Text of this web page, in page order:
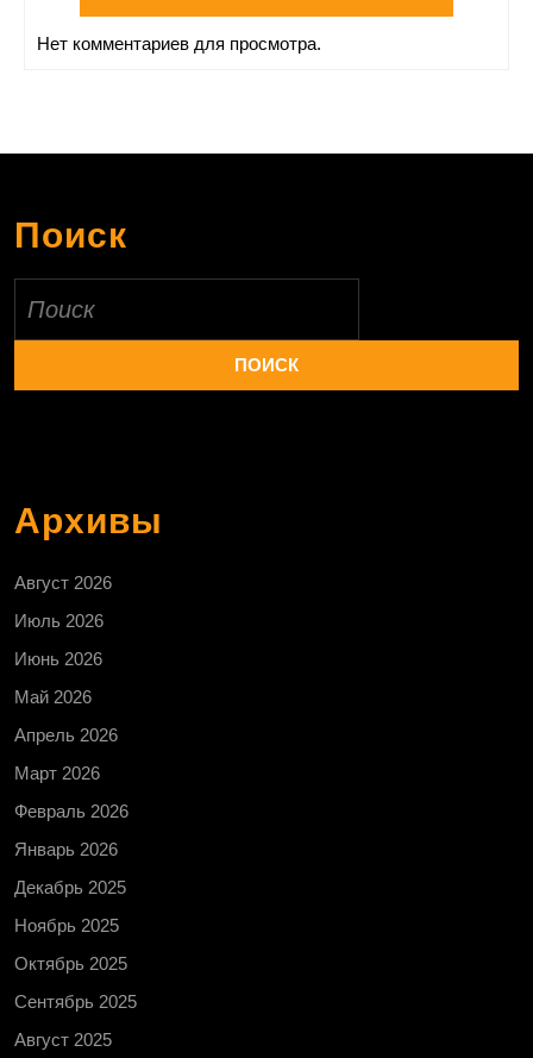
Нет комментариев для просмотра.
Поиск
Архивы
Август 2026
Июль 2026
Июнь 2026
Май 2026
Апрель 2026
Март 2026
Февраль 2026
Январь 2026
Декабрь 2025
Ноябрь 2025
Октябрь 2025
Сентябрь 2025
Август 2025